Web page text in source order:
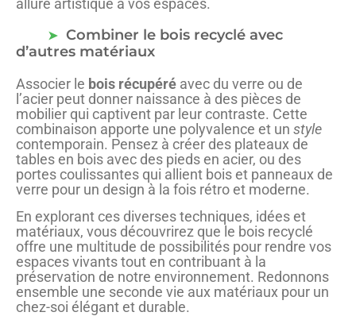
Combiner le bois recyclé avec
d’autres matériaux
Associer le bois récupéré avec du verre ou de
l’acier peut donner naissance à des pièces de
mobilier qui captivent par leur contraste. Cette
combinaison apporte une polyvalence et un style
contemporain. Pensez à créer des plateaux de
tables en bois avec des pieds en acier, ou des
portes coulissantes qui allient bois et panneaux de
verre pour un design à la fois rétro et moderne.
En explorant ces diverses techniques, idées et
matériaux, vous découvrirez que le bois recyclé
offre une multitude de possibilités pour rendre vos
espaces vivants tout en contribuant à la
préservation de notre environnement. Redonnons
ensemble une seconde vie aux matériaux pour un
chez-soi élégant et durable.